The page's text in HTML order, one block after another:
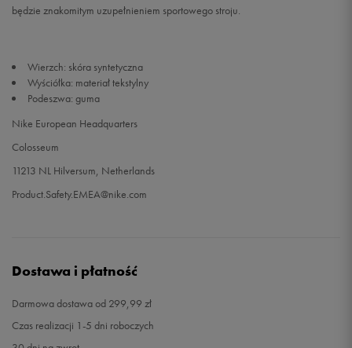
47 30,5 cm
będzie znakomitym uzupełnieniem sportowego stroju.
Wierzch: skóra syntetyczna
Wyściółka: materiał tekstylny
Podeszwa: guma
Nike European Headquarters
Colosseum
11213 NL Hilversum, Netherlands
Product.Safety.EMEA@nike.com
Dostawa i płatność
Darmowa dostawa od 299,99 zł
Czas realizacji 1-5 dni roboczych